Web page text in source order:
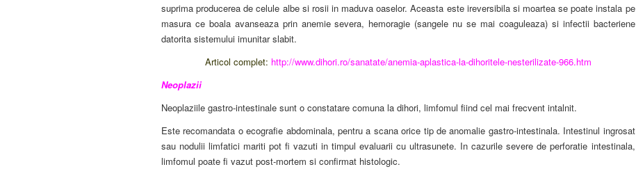
suprima producerea de celule albe si rosii in maduva oaselor. Aceasta este ireversibila si moartea se poate instala pe
masura ce boala avanseaza prin anemie severa, hemoragie (sangele nu se mai coaguleaza) si infectii bacteriene
datorita sistemului imunitar slabit.
Articol complet: http://www.dihori.ro/sanatate/anemia-aplastica-la-dihoritele-nesterilizate-966.htm
Neoplazii
Neoplaziile gastro-intestinale sunt o constatare comuna la dihori, limfomul fiind cel mai frecvent intalnit.
Este recomandata o ecografie abdominala, pentru a scana orice tip de anomalie gastro-intestinala. Intestinul ingrosat
sau nodulii limfatici mariti pot fi vazuti in timpul evaluarii cu ultrasunete. In cazurile severe de perforatie intestinala,
limfomul poate fi vazut post-mortem si confirmat histologic.